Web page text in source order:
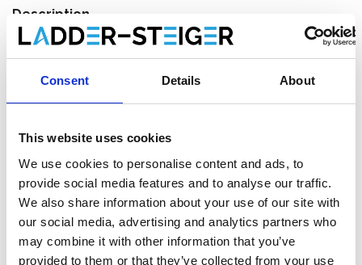
Consent Details About
This website uses cookies
We use cookies to personalise content and ads, to
provide social media features and to analyse our traffic.
We also share information about your use of our site with
our social media, advertising and analytics partners who
may combine it with other information that you’ve
provided to them or that they’ve collected from your use
Description
Échafaudage d’escalier ASC 135 x 250
cm – Hauteur de travail 4 mètres
solution idéale pour travailler en hauteur de manière sûre, rapide
et ergonomique. Grâce à sa construction robuste en aluminium
et à ses escaliers intégrés, vous pouvez déplacer facilement le
matériel et le personnel vers des niveaux plus élevés. Idéale
pour un usage professionnel sur les chantiers, lors
d’événements et dans des environnements accessibles au